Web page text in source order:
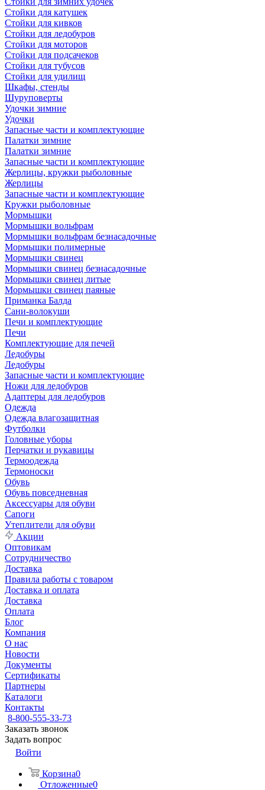
Стойки для катушек
Стойки для кивков
Стойки для ледобуров
Стойки для моторов
Стойки для подсачеков
Стойки для тубусов
Стойки для удилищ
Шкафы, стенды
Шуруповерты
Удочки зимние
Удочки
Запасные части и комплектующие
Палатки зимние
Палатки зимние
Запасные части и комплектующие
Жерлицы, кружки рыболовные
Жерлицы
Запасные части и комплектующие
Кружки рыболовные
Мормышки
Мормышки вольфрам
Мормышки вольфрам безнасадочные
Мормышки полимерные
Мормышки свинец
Мормышки свинец безнасадочные
Мормышки свинец литые
Мормышки свинец паяные
Приманка Балда
Сани-волокуши
Печи и комплектующие
Печи
Комплектующие для печей
Ледобуры
Ледобуры
Запасные части и комплектующие
Ножи для ледобуров
Адаптеры для ледобуров
Одежда
Одежда влагозащитная
Футболки
Головные уборы
Перчатки и рукавицы
Термоодежда
Термоноски
Обувь
Обувь повседневная
Аксессуары для обуви
Сапоги
Утеплители для обуви
Акции
Оптовикам
Сотрудничество
Доставка
Правила работы с товаром
Доставка и оплата
Доставка
Оплата
Блог
Компания
О нас
Новости
Документы
Сертификаты
Партнеры
Каталоги
Контакты
8-800-555-33-73
Заказать звонок
Задать вопрос
Войти
Корзина0
Отложенные0